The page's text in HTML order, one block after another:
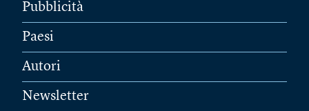
Pubblicità
Paesi
Autori
Newsletter